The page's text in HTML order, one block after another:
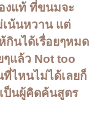
งแท้ ที่ขนมจะ
เน้นหวาน แต่
นได้เรื่อยๆหมด
แล้ว Not too
ไหนไม่ได้เลยก็
ป็นผู้คิดค้นสูตร